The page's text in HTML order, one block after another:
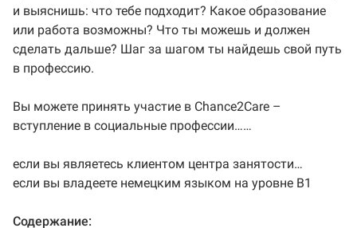
и выяснишь: что тебе подходит? Какое образование
или работа возможны? Что ты можешь и должен
сделать дальше? Шаг за шагом ты найдешь свой путь
в профессию.
Вы можете принять участие в Chance2Care –
вступление в социальные профессии……
если вы являетесь клиентом центра занятости…
если вы владеете немецким языком на уровне B1
Содержание: